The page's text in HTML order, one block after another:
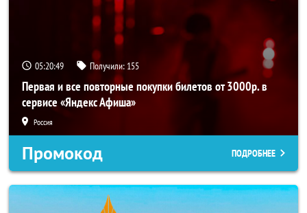
05:20:48 Получили: 155
Первая и все повторные покупки билетов от 3000р. в
сервисе «Яндекс Афиша»
Россия
Промокод ПОДРОБНЕЕ